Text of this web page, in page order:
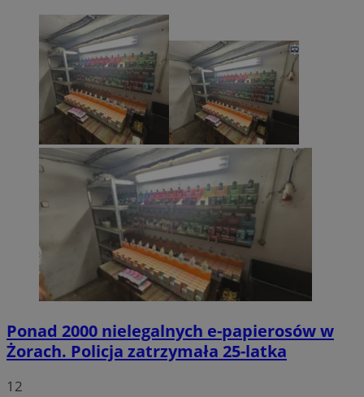
Ponad 2000 nielegalnych e-papierosów w
Żorach. Policja zatrzymała 25-latka
12